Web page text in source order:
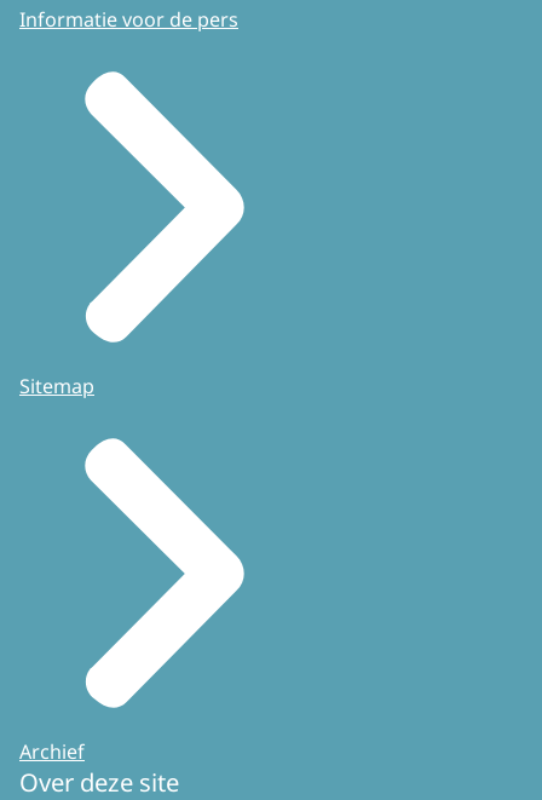
Informatie voor de pers
Sitemap
Archief
Over deze site